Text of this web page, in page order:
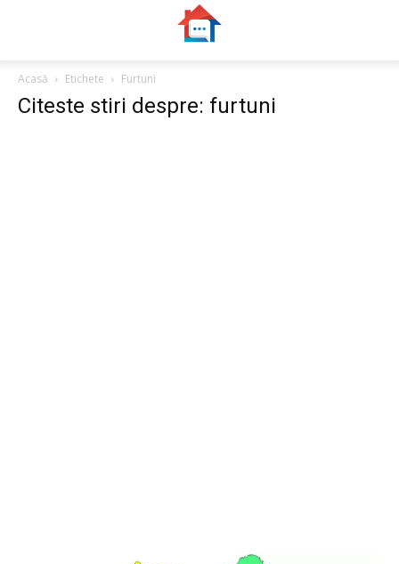
Acasă Etichete Furtuni
Citeste stiri despre: furtuni